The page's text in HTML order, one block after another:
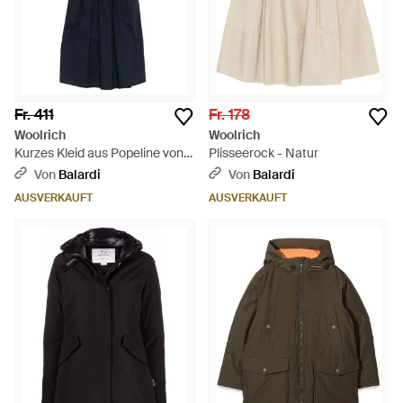
Fr. 411
Woolrich
Kurzes Kleid aus Popeline von -
BlauVon Balardi
AUSVERKAUFT
Fr. 178
Woolrich
Plisseerock - Natur
Von Balardi
AUSVERKAUFT